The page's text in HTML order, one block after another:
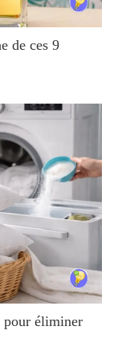
de ces 9
pour éliminer